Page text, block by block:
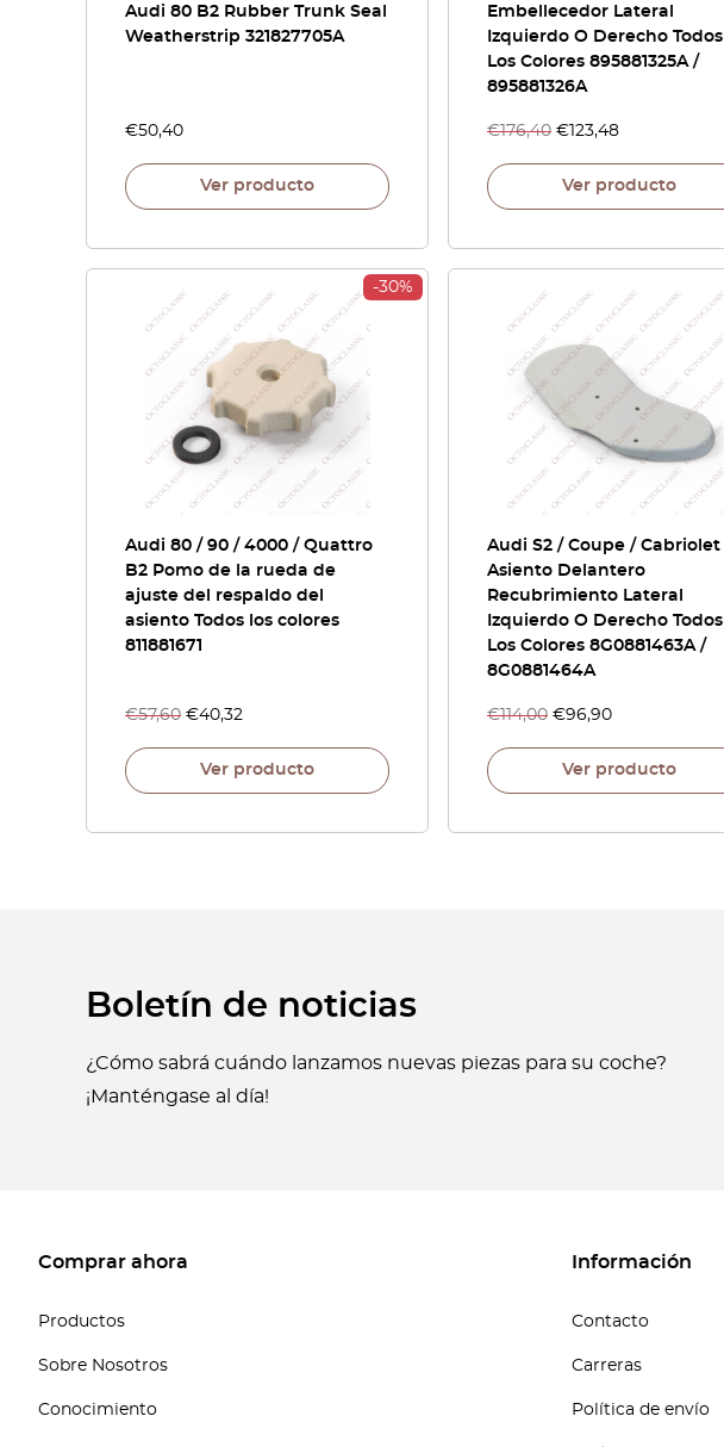
Audi 80 B2 Rubber Trunk Seal
Weatherstrip 321827705A
€50,40
Ver producto
Embellecedor Lateral
Izquierdo O Derecho Todos
Los Colores 895881325A /
895881326A
€176,40 € 123,48
Ver producto
-30%
Audi 80 / 90 / 4000 / Quattro
B2 Pomo de la rueda de
ajuste del respaldo del
asiento Todos los colores
811881671
€57,60 €40,32
Ver producto
Audi S2 / Coupe / Cabriolet
Asiento Delantero
Recubrimiento Lateral
Izquierdo O Derecho Todos
Los Colores 8G0881463A /
8G0881464A
€114,00 €96,90
Ver producto
Boletín de noticias
¿Cómo sabrá cuándo lanzamos nuevas piezas para su coche?
¡Manténgase al día!
Comprar ahora
Productos
Sobre Nosotros
Conocimiento
Información
Contacto
Carreras
Política de envío